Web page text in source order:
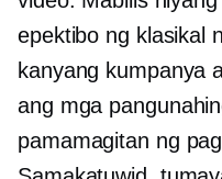
epektibo ng klasikal
kanyang kumpanya
ang mga
pamamagitan ng